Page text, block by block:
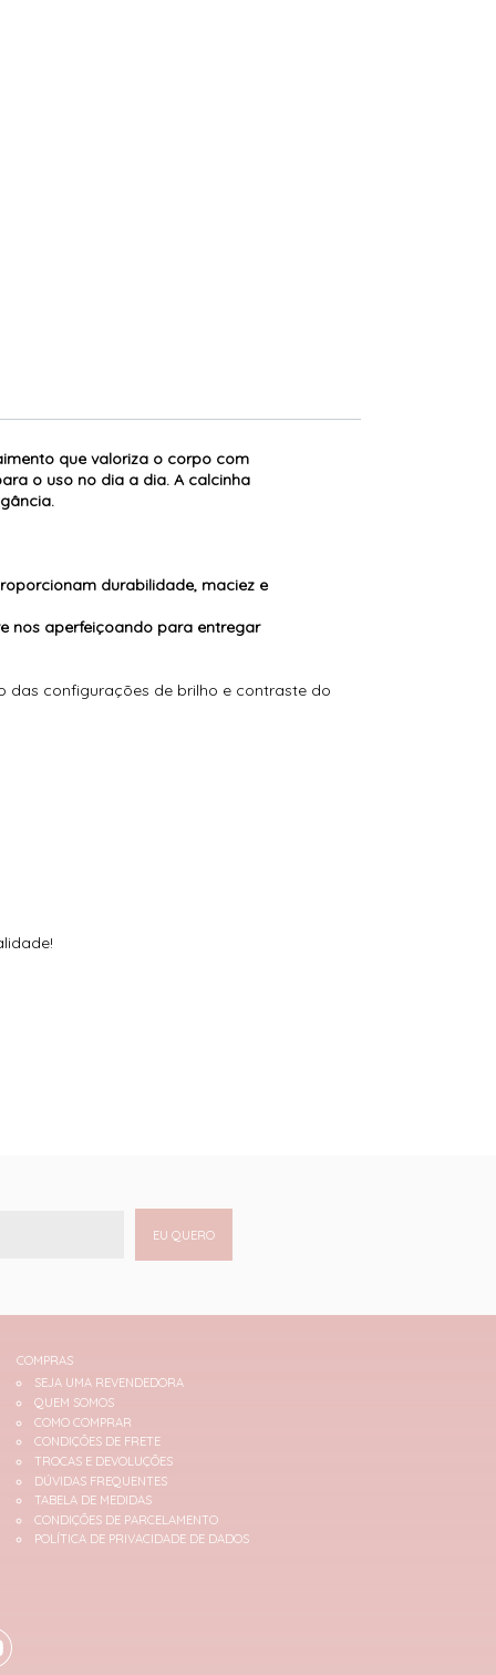
que valoriza o corpo com
o uso no dia a dia. A calcinha
durabilidade, maciez e
nos aperfeiçoando para entregar
das configurações de brilho e contraste do
EU QUERO
COMPRAS
SEJA UMA REVENDEDORA
QUEM SOMOS
COMO COMPRAR
CONDIÇÕES DE FRETE
TROCAS E DEVOLUÇÕES
DÚVIDAS FREQUENTES
TABELA DE MEDIDAS
CONDIÇÕES DE PARCELAMENTO
POLÍTICA DE PRIVACIDADE DE DADOS